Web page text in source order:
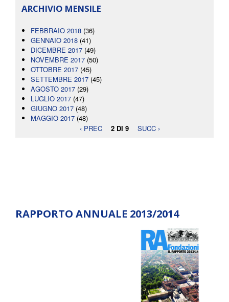
ARCHIVIO MENSILE
FEBBRAIO 2018 (36)
GENNAIO 2018 (41)
DICEMBRE 2017 (49)
NOVEMBRE 2017 (50)
OTTOBRE 2017 (45)
SETTEMBRE 2017 (45)
AGOSTO 2017 (29)
LUGLIO 2017 (47)
GIUGNO 2017 (48)
MAGGIO 2017 (48)
‹ PREC
2 DI 9 SUCC ›
RAPPORTO ANNUALE 2013/2014